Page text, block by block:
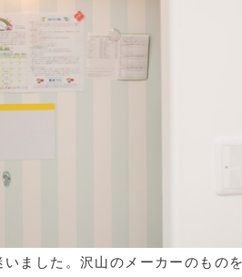
いました。沢山のメーカーのもの